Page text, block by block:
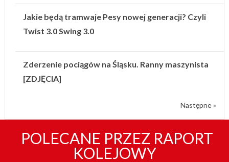
Jakie będą tramwaje Pesy nowej generacji? Czyli
Twist 3.0 Swing 3.0
Zderzenie pociągów na Śląsku. Ranny maszynista
[ZDJĘCIA]
Następne »
POLECANE PRZEZ RAPORT
KOLEJOWY